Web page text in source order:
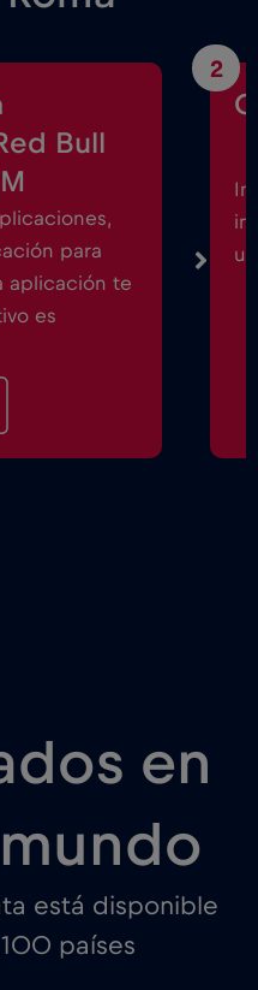
Bull
para
aplicación te
es
2
en
está disponible
países